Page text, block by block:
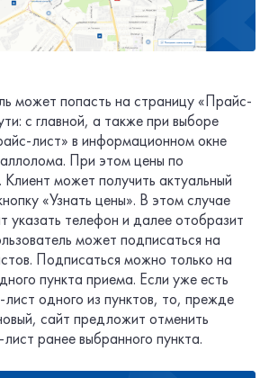
может попасть на страницу «Прайс-
с главной, а также при выборе
лист» в информационном окне
При этом цены по
может получить актуальный
«Узнать цены». В этом случае
указать телефон и далее отобразит
может подписаться на
Подписаться можно только на
пункта приема. Если уже есть
одного из пунктов, то, прежде
сайт предложит отменить
ранее выбранного пункта.